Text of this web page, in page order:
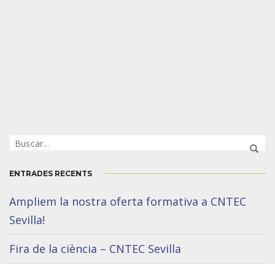
ENTRADES RECENTS
Ampliem la nostra oferta formativa a CNTEC
Sevilla!
Fira de la ciència – CNTEC Sevilla